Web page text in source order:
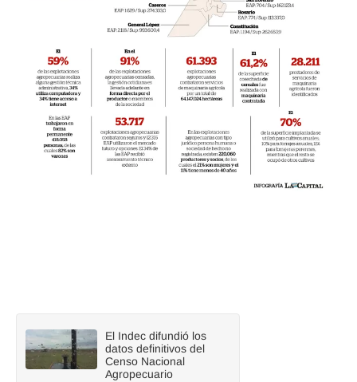
El Indec difundió los
datos definitivos del
Censo Nacional
Agropecuario